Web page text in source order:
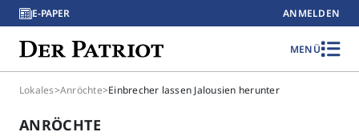
E-PAPER ANMELDEN
MENÜ
Lokales>Anröchte>Einbrecher lassen Jalousien herunter
ANRÖCHTE